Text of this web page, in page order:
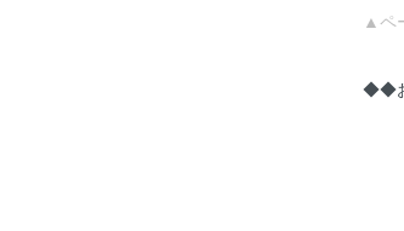
▲ペ
◆◆